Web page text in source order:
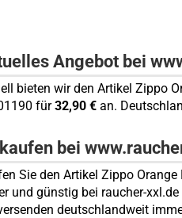
Angebot bei
bieten wir den Artikel Zippo
für32,90 € an.
bei
Sie den Artikel Zippo
und günstig bei raucher-
deutschlandweit